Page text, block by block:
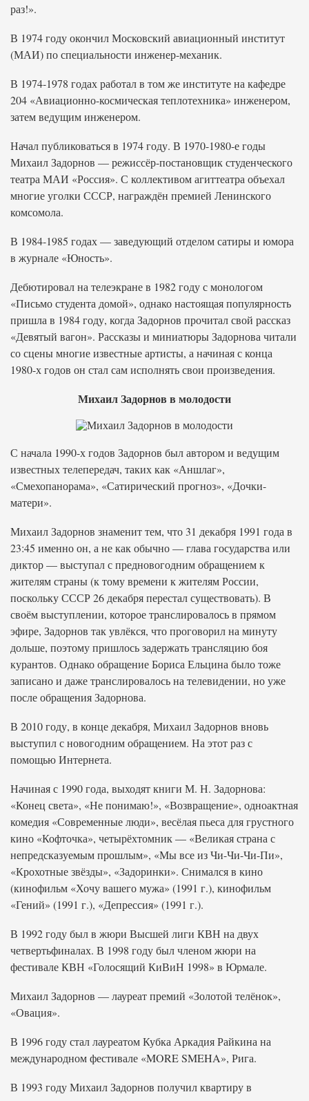
раз!».
В 1974 году окончил Московский авиационный институт
(МАИ) по специальности инженер-механик.
В 1974-1978 годах работал в том же институте на кафедре
204 «Авиационно-космическая теплотехника» инженером,
затем ведущим инженером.
Начал публиковаться в 1974 году. В 1970-1980-е годы
Михаил Задорнов — режиссёр-постановщик студенческого
театра МАИ «Россия». С коллективом агиттеатра объехал
многие уголки СССР, награждён премией Ленинского
комсомола.
В 1984-1985 годах — заведующий отделом сатиры и юмора
в журнале «Юность».
Дебютировал на телеэкране в 1982 году с монологом
«Письмо студента домой», однако настоящая популярность
пришла в 1984 году, когда Задорнов прочитал свой рассказ
«Девятый вагон». Рассказы и миниатюры Задорнова читали
со сцены многие известные артисты, а начиная с конца
1980-х годов он стал сам исполнять свои произведения.
Михаил Задорнов в молодости
С начала 1990-х годов Задорнов был автором и ведущим
известных телепередач, таких как «Аншлаг»,
«Смехопанорама», «Сатирический прогноз», «Дочки-
матери».
Михаил Задорнов знаменит тем, что 31 декабря 1991 года в
23:45 именно он, а не как обычно — глава государства или
диктор — выступал с предновогодним обращением к
жителям страны (к тому времени к жителям России,
поскольку СССР 26 декабря перестал существовать). В
своём выступлении, которое транслировалось в прямом
эфире, Задорнов так увлёкся, что проговорил на минуту
дольше, поэтому пришлось задержать трансляцию боя
курантов. Однако обращение Бориса Ельцина было тоже
записано и даже транслировалось на телевидении, но уже
после обращения Задорнова.
В 2010 году, в конце декабря, Михаил Задорнов вновь
выступил с новогодним обращением. На этот раз с
помощью Интернета.
Начиная с 1990 года, выходят книги М. Н. Задорнова:
«Конец света», «Не понимаю!», «Возвращение», одноактная
комедия «Современные люди», весёлая пьеса для грустного
кино «Кофточка», четырёхтомник — «Великая страна с
непредсказуемым прошлым», «Мы все из Чи-Чи-Чи-Пи»,
«Крохотные звёзды», «Задоринки». Снимался в кино
(кинофильм «Хочу вашего мужа» (1991 г.), кинофильм
«Гений» (1991 г.), «Депрессия» (1991 г.).
В 1992 году был в жюри Высшей лиги КВН на двух
четвертьфиналах. В 1998 году был членом жюри на
фестивале КВН «Голосящий КиВиН 1998» в Юрмале.
Михаил Задорнов — лауреат премий «Золотой телёнок»,
«Овация».
В 1996 году стал лауреатом Кубка Аркадия Райкина на
международном фестивале «MORE SMEHA», Рига.
В 1993 году Михаил Задорнов получил квартиру в